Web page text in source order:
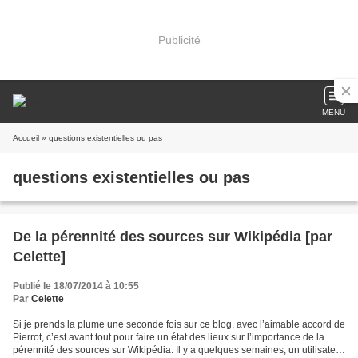
Publicité
MENU
Accueil » questions existentielles ou pas
questions existentielles ou pas
De la pérennité des sources sur Wikipédia [par
Celette]
Publié le 18/07/2014 à 10:55
Par Celette
Si je prends la plume une seconde fois sur ce blog, avec l’aimable accord de
Pierrot, c’est avant tout pour faire un état des lieux sur l’importance de la
pérennité des sources sur Wikipédia. Il y a quelques semaines, un utilisateur